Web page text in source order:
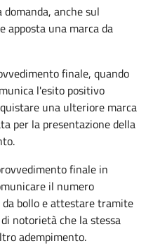
anche sul
apposta una marca da
finale, quando
l'esito positivo
una ulteriore marca
per la presentazione della
finale in
il numero
bollo e attestare tramite
notorietà che la stessa
adempimento.